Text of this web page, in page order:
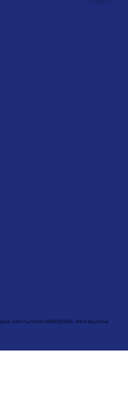
VAT number 03931251205 - REA Number